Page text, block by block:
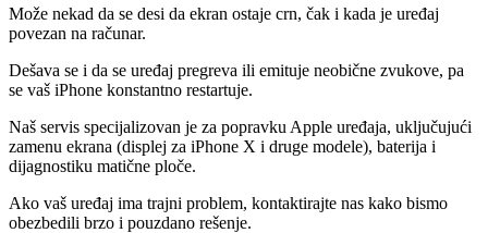
Može nekad da se desi da ekran ostaje crn, čak i kada je uređaj
povezan na računar.
Dešava se i da se uređaj pregreva ili emituje neobične zvukove, pa
se vaš iPhone konstantno restartuje.
Naš servis specijalizovan je za popravku Apple uređaja, uključujući
zamenu ekrana (displej za iPhone X i druge modele), baterija i
dijagnostiku matične ploče.
Ako vaš uređaj ima trajni problem, kontaktirajte nas kako bismo
obezbedili brzo i pouzdano rešenje.